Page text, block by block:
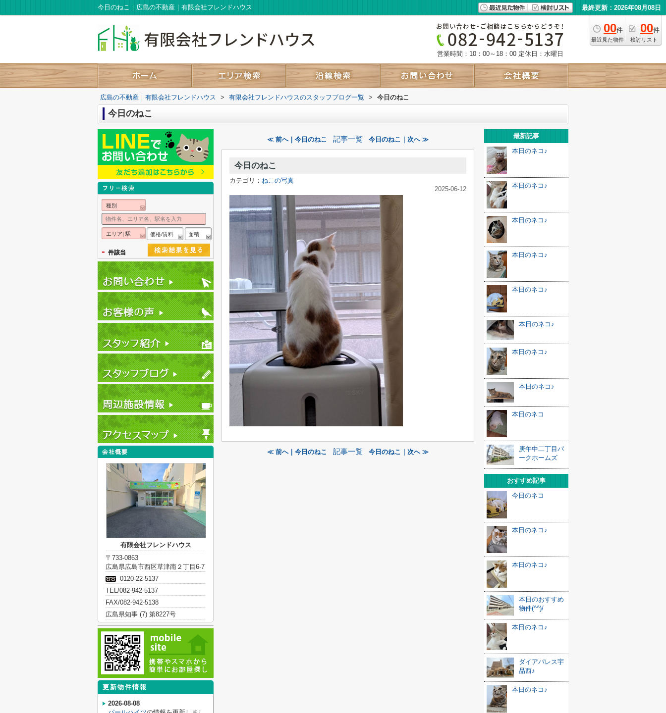
今日のねこ｜広島の不動産｜有限会社フレンドハウス 最終更新：2026年08月08日
00件
最近見た物件
00件
検討リスト
営業時間：10：00～18：00 定休日：水曜日
広島の不動産｜有限会社フレンドハウス > 有限会社フレンドハウスのスタッフブログ一覧 > 今日のねこ
今日のねこ
≪ 前へ｜今日のねこ 記事一覧 今日のねこ｜次へ ≫
今日のねこ
カテゴリ： ねこの写真
2025-06-12
≪ 前へ｜今日のねこ 記事一覧 今日のねこ｜次へ ≫
最新記事
本日のネコ♪
本日のネコ♪
本日のネコ♪
本日のネコ♪
本日のネコ♪
本日のネコ♪
本日のネコ♪
本日のネコ♪
本日のネコ
庚午中二丁目パ
ークホームズ
おすすめ記事
今日のネコ
本日のネコ♪
本日のネコ♪
本日のおすすめ
物件(^^)/
本日のネコ♪
ダイアパレス宇
品西♪
本日のネコ♪
種別
エリア| 駅 価格/賃料 面積
- 件該当
有限会社フレンドハウス
〒733-0863
広島県広島市西区草津南２丁目6-7
0120-22-5137
TEL/082-942-5137
FAX/082-942-5138
広島県知事 (7) 第8227号
更新物件情報
2026-08-08